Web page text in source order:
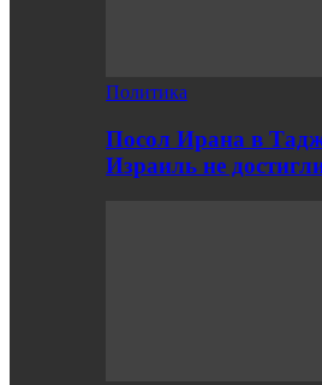
Политика
Посол Ирана в
Израиль не